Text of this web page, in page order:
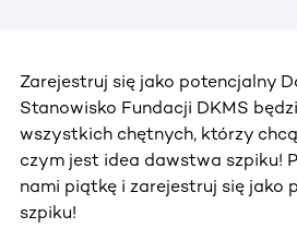
Zarejestruj się jako potencjalny
Stanowisko Fundacji DKMS
wszystkich chętnych, którzy
czym jest idea dawstwa szpiku!
nami piątkę i zarejestruj się jako
szpiku!